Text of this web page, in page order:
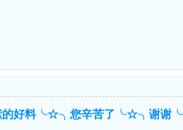
的好料╰☆╮您辛苦了╰☆╮谢谢